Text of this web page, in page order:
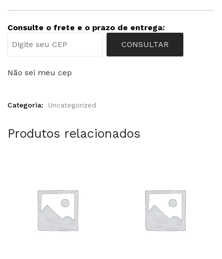
Consulte o frete e o prazo de entrega:
CONSULTAR
Não sei meu cep
Categoria: Uncategorized
Produtos relacionados